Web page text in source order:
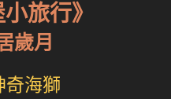
旅行》
歲月
奇海獅